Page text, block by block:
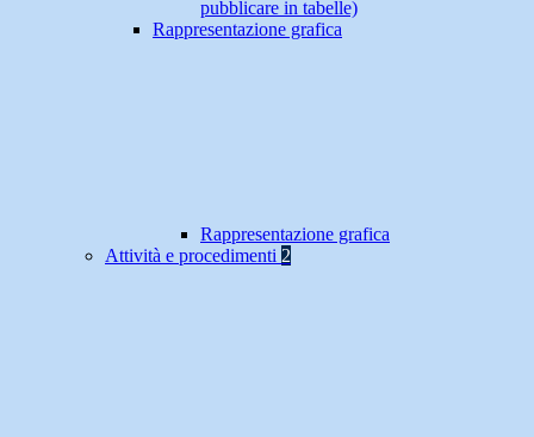
pubblicare in tabelle)
Rappresentazione grafica
Rappresentazione grafica
Attività e procedimenti 2